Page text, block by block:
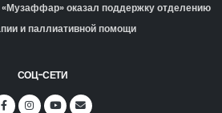
«Музаффар» оказал поддержку отделению
и паллиативной помощи
СОЦ-СЕТИ